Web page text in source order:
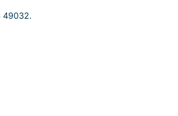
49032.